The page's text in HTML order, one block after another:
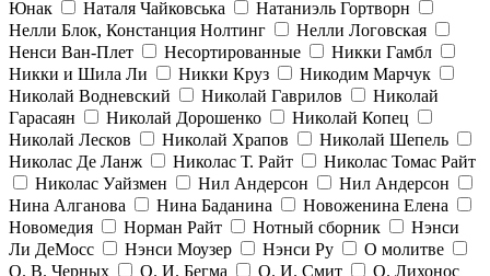
Юнак
Наталя Чайковська
Натаниэль Гортворн
Нелли Блок, Констанция Нолтинг
Нелли Логовская
Ненси Ван-Плет
Несортированные
Никки Гамбл
Никки и Шила Ли
Никки Круз
Никодим Марчук
Николай Водневский
Николай Гаврилов
Николай
Гарасаян
Николай Дорошенко
Николай Копец
Николай Лесков
Николай Храпов
Николай Шепель
Николас Де Ланж
Николас Т. Райт
Николас Томас Райт
Николас Уайзмен
Нил Андерсон
Нил Андерсон
Нина Алганова
Нина Баданина
Новоженина Елена
Новомедия
Норман Райт Нотный сборник
Нэнси
Ли ДеМосс
Нэнси Моузер Нэнси Ру
О молитве
О. В. Черных
О. И. Бегма О. И. Смит
О. Лихонос